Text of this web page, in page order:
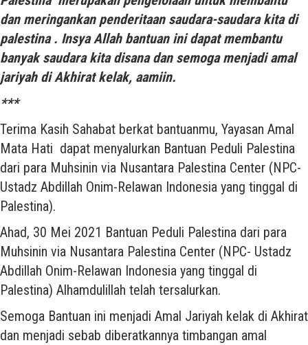
dan meringankan penderitaan saudara-saudara kita di
palestina . Insya Allah bantuan ini dapat membantu
banyak saudara kita disana dan semoga menjadi amal
jariyah di Akhirat kelak, aamiin.
***
Terima Kasih Sahabat berkat bantuanmu, Yayasan Amal
Mata Hati dapat menyalurkan Bantuan Peduli Palestina
dari para Muhsinin via Nusantara Palestina Center (NPC-
Ustadz Abdillah Onim-Relawan Indonesia yang tinggal di
Palestina).
Ahad, 30 Mei 2021 Bantuan Peduli Palestina dari para
Muhsinin via Nusantara Palestina Center (NPC- Ustadz
Abdillah Onim-Relawan Indonesia yang tinggal di
Palestina) Alhamdulillah telah tersalurkan.
Semoga Bantuan ini menjadi Amal Jariyah kelak di Akhirat
dan menjadi sebab diberatkannya timbangan amal